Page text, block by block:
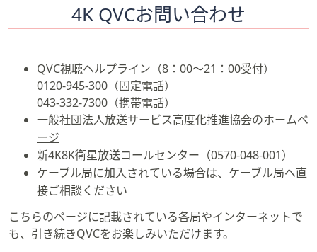
4K QVCお問い合わせ
QVC視聴ヘルプライン（8：00～21：00受付）
0120-945-300（固定電話）
043-332-7300（携帯電話）
一般社団法人放送サービス高度化推進協会のホームペ
ージ
新4K8K衛星放送コールセンター（0570-048-001）
ケーブル局に加入されている場合は、ケーブル局へ直
接ご相談ください
こちらのページに記載されている各局やインターネットで
も、引き続きQVCをお楽しみいただけます。